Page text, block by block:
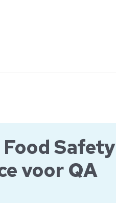
Safety
voor QA